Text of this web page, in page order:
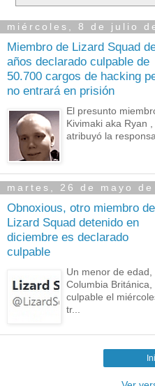
miércoles, 8 de julio
Miembro de Lizard Squad
años declarado culpable de
50.700 cargos de hacking
no entrará en prisión
El presunto
Kivimaki aka Ryan
atribuyó la
martes, 26 de mayo de
Obnoxious, otro miembro de
Lizard Squad detenido en
diciembre es declarado
culpable
Un menor de
Columbia
culpable el
tr...